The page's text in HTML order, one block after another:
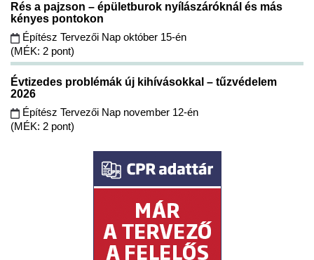
Rés a pajzson – épületburok nyílászáróknál és más
kényes pontokon
Építész Tervezői Nap október 15-én
(MÉK: 2 pont)
Évtizedes problémák új kihívásokkal – tűzvédelem
2026
Építész Tervezői Nap november 12-én
(MÉK: 2 pont)